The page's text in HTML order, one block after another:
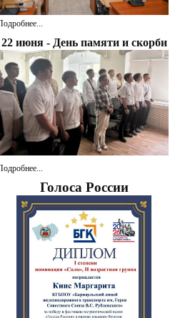
22 июня - День памяти и скорби
Голоса России